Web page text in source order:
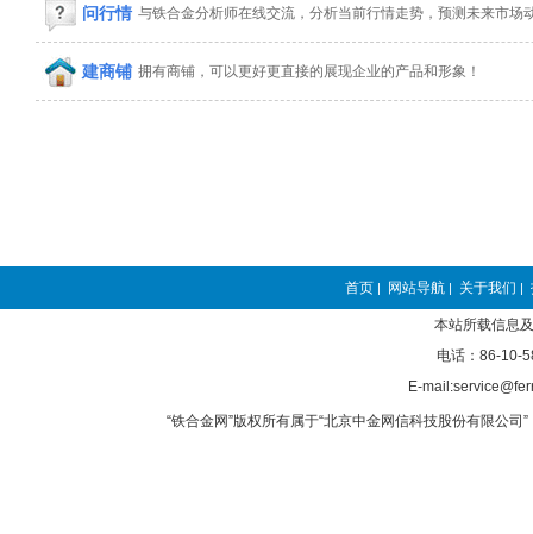
问行情 与铁合金分析师在线交流，分析当前行情走势，预测未来市场
建商铺 拥有商铺，可以更好更直接的展现企业的产品和形象！
首页 | 网站导航 | 关于我们 |
本站所载信息
电话：86-10-
E-
“铁合金网”版权所有属于“北京中金网信科技股份有限公司